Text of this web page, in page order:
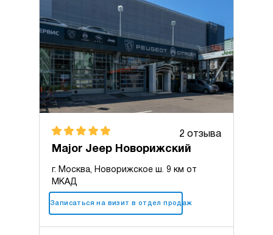
2 отзыва
Major Jeep Новорижский
г. Москва, Новорижское ш. 9 км от
МКАД
+7 (495) 025-10-10
Записаться на визит в отдел продаж